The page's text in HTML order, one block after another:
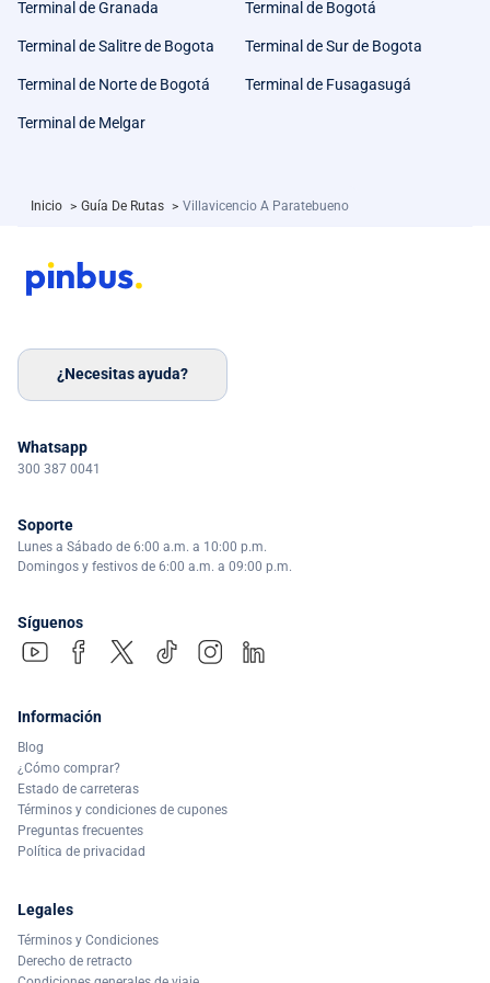
Terminal de Granada Terminal de Bogotá
Terminal de Salitre de Bogota Terminal de Sur de Bogota
Terminal de Norte de Bogotá Terminal de Fusagasugá
Terminal de Melgar
Inicio > Guía De Rutas > Villavicencio A Paratebueno
¿Necesitas ayuda?
Whatsapp
300 387 0041
Soporte
Lunes a Sábado de 6:00 a.m. a 10:00 p.m.
Domingos y festivos de 6:00 a.m. a 09:00 p.m.
Síguenos
Información
Blog
¿Cómo comprar?
Estado de carreteras
Términos y condiciones de cupones
Preguntas frecuentes
Política de privacidad
Legales
Términos y Condiciones
Derecho de retracto